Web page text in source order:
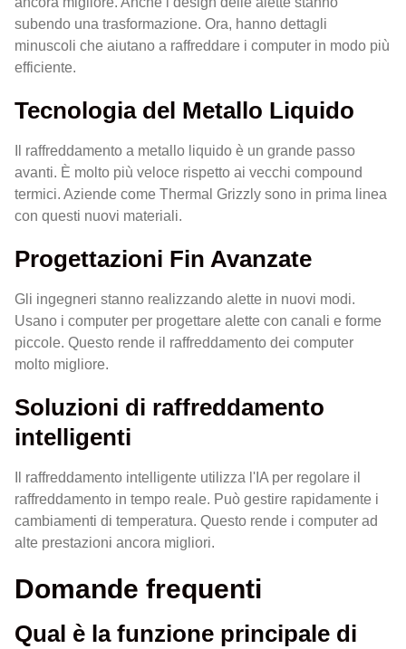
subendo una trasformazione. Ora, hanno dettagli
minuscoli che aiutano a raffreddare i computer in modo più
efficiente.
Tecnologia del Metallo Liquido
Il raffreddamento a metallo liquido è un grande passo
avanti. È molto più veloce rispetto ai vecchi compound
termici. Aziende come Thermal Grizzly sono in prima linea
con questi nuovi materiali.
Progettazioni Fin Avanzate
Gli ingegneri stanno realizzando alette in nuovi modi.
Usano i computer per progettare alette con canali e forme
piccole. Questo rende il raffreddamento dei computer
molto migliore.
Soluzioni di raffreddamento
intelligenti
Il raffreddamento intelligente utilizza l'IA per regolare il
raffreddamento in tempo reale. Può gestire rapidamente i
cambiamenti di temperatura. Questo rende i computer ad
alte prestazioni ancora migliori.
Domande frequenti
Qual è la funzione principale di